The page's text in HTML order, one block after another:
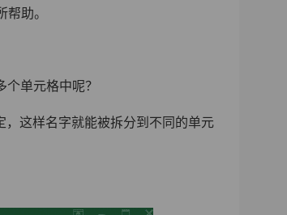
助。
单元格中呢？
这样名字就能被拆分到不同的单元